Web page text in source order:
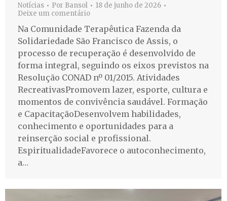
Notícias Por Bansol
18 de junho de 2026
Deixe um comentário
Na Comunidade Terapêutica Fazenda da
Solidariedade São Francisco de Assis, o
processo de recuperação é desenvolvido de
forma integral, seguindo os eixos previstos na
Resolução CONAD nº 01/2015. Atividades
RecreativasPromovem lazer, esporte, cultura e
momentos de convivência saudável. Formação
e CapacitaçãoDesenvolvem habilidades,
conhecimento e oportunidades para a
reinserção social e profissional.
EspiritualidadeFavorece o autoconhecimento,
a…